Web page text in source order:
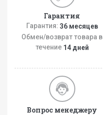
Гарантия
Гарантия: 36 месяцев
Обмен/возврат товара в
течение 14 дней
Вопрос менеджеру